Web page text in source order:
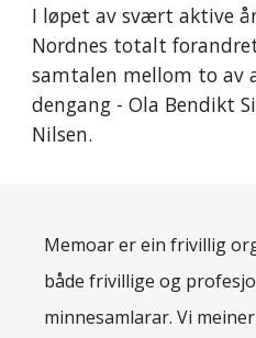
I løpet av svært aktive
Nordnes totalt
samtalen mellom to av
dengang - Ola Bendikt
Nilsen.
Memoar er ein frivillig
både frivillige og
minnesamlarar. Vi